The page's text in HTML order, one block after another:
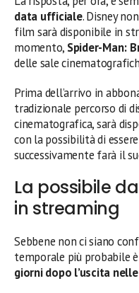
data ufficiale. Disney
film sarà disponibile in
momento, Spider-Man:
delle sale
Prima dell’arrivo in
tradizionale percorso di
cinematografica, sarà
con la possibilità di
successivamente farà il
La possibile
in streaming
Sebbene non ci siano
temporale più probabile
giorni dopo l’uscita